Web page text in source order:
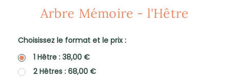
Arbre Mémoire - l'Hêtre
Choisissez le format et le prix :
1 Hêtre : 38,00 €
2 Hêtres : 68,00 €